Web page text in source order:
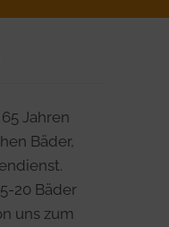
Jahren
Bäder,
20 Bäder
uns zum